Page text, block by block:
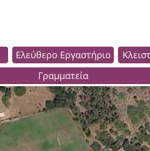
Ελεύθερο Εργαστήριο
Γραμματεία